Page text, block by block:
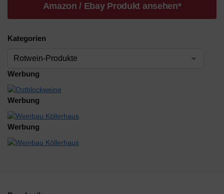
Amazon / Ebay Produkt ansehen*
Kategorien
Werbung
Werbung
Werbung